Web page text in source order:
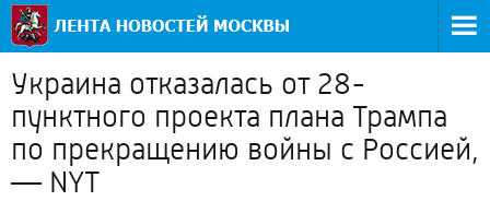
Украина отказалась от 28-
пунктного проекта плана Трампа
по прекращению войны с Россией,
— NYT